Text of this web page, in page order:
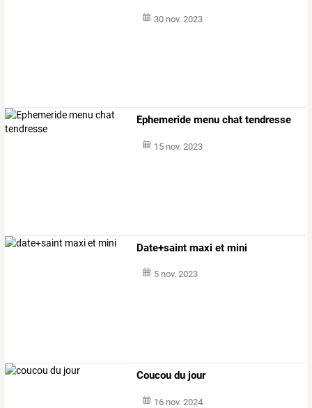
30 nov. 2023
Ephemeride menu chat tendresse
15 nov. 2023
Date+saint maxi et mini
5 nov. 2023
Coucou du jour
16 nov. 2024